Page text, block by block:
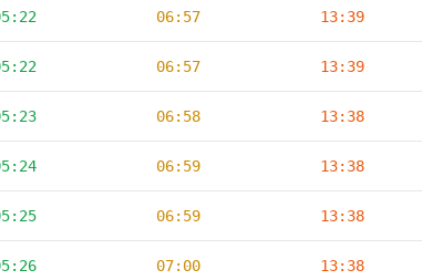
06:57 13:39
06:57 13:39
06:58 13:38
06:59 13:38
06:59 13:38
07:00 13:38